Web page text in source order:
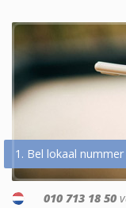
1. Bel lokaal nummer
010 713 18 50